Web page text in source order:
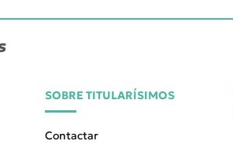
SOBRE TITULARÍSIMOS
Contactar